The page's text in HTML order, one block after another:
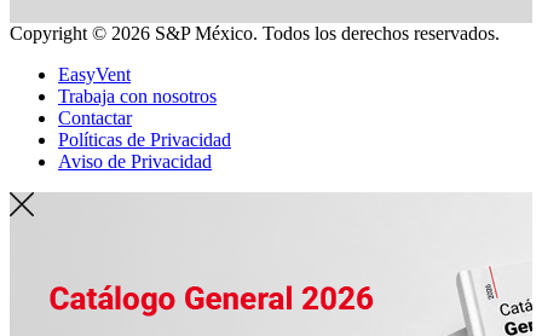
Copyright © 2026 S&P México. Todos los derechos reservados.
EasyVent
Trabaja con nosotros
Contactar
Políticas de Privacidad
Aviso de Privacidad